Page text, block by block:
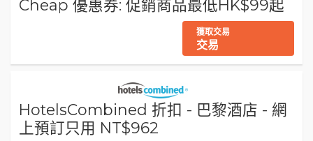
Cheap 優惠券: 促銷商品最低HK$99起
獲取交易
交易
HotelsCombined 折扣 - 巴黎酒店 - 網
上預訂只用 NT$962